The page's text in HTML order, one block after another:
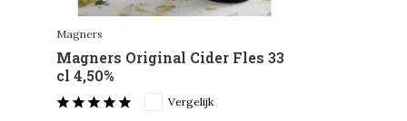
Magners
Magners Original Cider Fles 33
cl 4,50%
Vergelijk